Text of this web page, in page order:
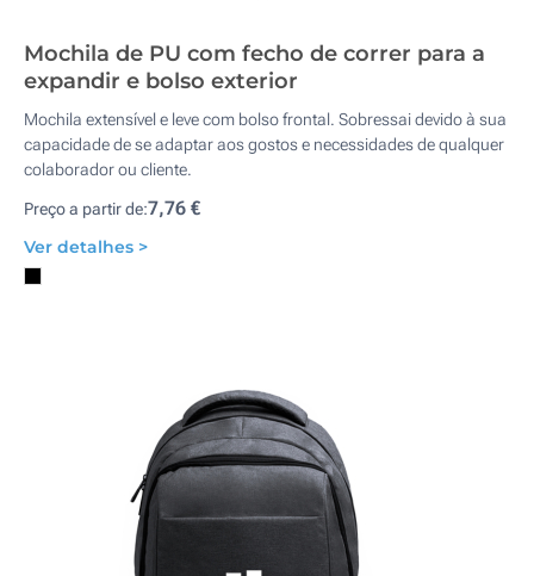
Mochila de PU com fecho de correr para a
expandir e bolso exterior
Mochila extensível e leve com bolso frontal. Sobressai devido à sua
capacidade de se adaptar aos gostos e necessidades de qualquer
colaborador ou cliente.
Preço a partir de:7,76 €
Ver detalhes >